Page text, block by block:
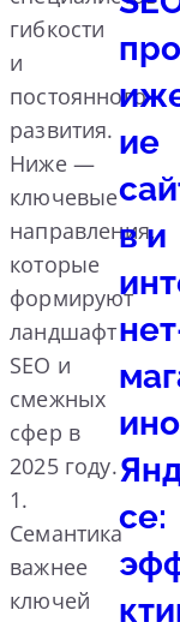
гибкости
и
постоянного
развития.
Ниже —
ключевые
направления,
которые
формируют
ландшафт
SEO и
смежных
сфер в
2025 году.
1.
Семантика
важнее
ключей
ие
в и
се: